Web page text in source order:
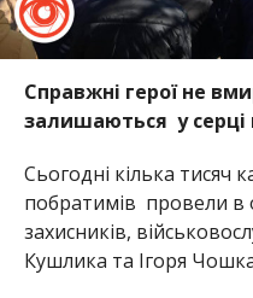
Справжні герої не
залишаються у серці
Сьогодні кілька тисяч
побратимів провели в
захисників,
Кушлика та Ігоря